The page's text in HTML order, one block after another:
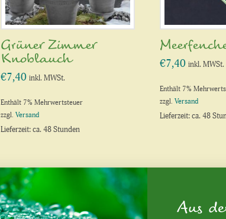
Grüner Zimmer
Knoblauch
€7,40 inkl. MWSt.
Enthält 7% Mehrwertsteuer
zzgl.Versand
Lieferzeit: ca. 48 Stunden
€7,40 inkl. MWSt.
Enthält 7%
zzgl. Versand
Lieferzeit: ca. 48
Aus